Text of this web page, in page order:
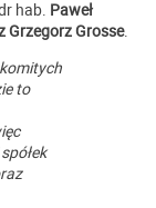
hab. Paweł
Grzegorz Grosse.
to